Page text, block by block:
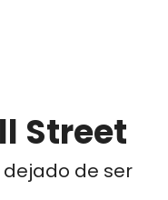
Street
dejado de ser